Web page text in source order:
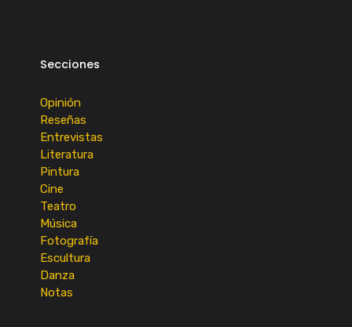
Secciones
Opinión
Reseñas
Entrevistas
Literatura
Pintura
Cine
Teatro
Música
Fotografía
Escultura
Danza
Notas